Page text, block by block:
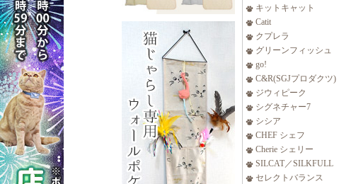
キットキャット
Catit
クプレラ
グリーンフィッシュ
go!
C&R(SGJプロダクツ)
ジウィピーク
シグネチャー7
シシア
CHEF シェフ
Cherie シェリー
SILCAT／SILKFULL
セレクトバランス